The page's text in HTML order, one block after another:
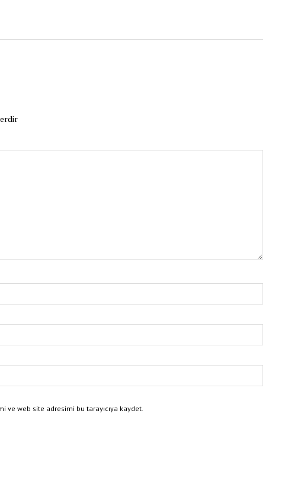
ve web site adresimi bu tarayıcıya kaydet.